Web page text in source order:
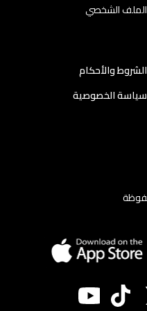
الملف الشخصي
الشروط والأحكام
سياسة الخصوصية